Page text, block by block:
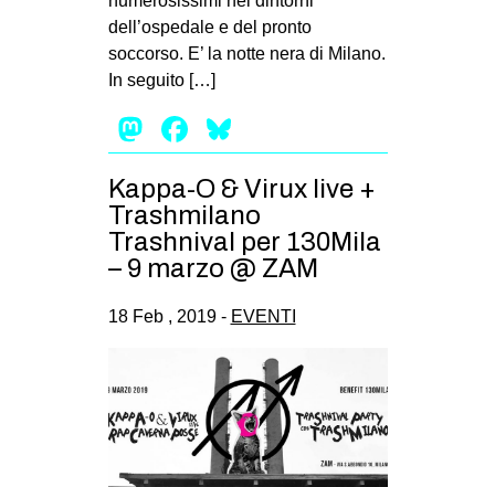
EVENTI
ms
SEARCH
dell’ospedale e del pronto
soccorso. E’ la notte nera di Milano.
In seguito […]
Mastodon
Facebook
Kappa-O & Virux live +
Trashmilano
Trashnival per 130Mila
– 9 marzo @ ZAM
18 Feb , 2019 - EVENTI